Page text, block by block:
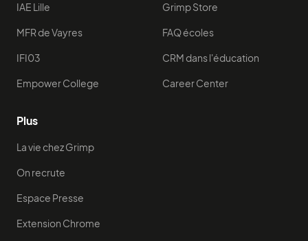
IAE Lille
MFR de Vayres
IFI03
Empower College
Grimp Store
FAQ écoles
CRM dans l'éducation
Career Center
Plus
La vie chez Grimp
On recrute
Espace Presse
Extension Chrome